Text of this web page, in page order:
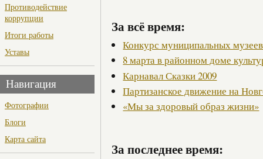
Противодействие
коррупции
Итоги работы
Уставы
Навигация
Фотографии
Блоги
Карта сайта
За всё время:
Конкурс муниципальных музеев
8 марта в районном доме
Карнавал Сказки 2009
Партизанское движение на
«Мы за здоровый образ жизни»
За последнее время: